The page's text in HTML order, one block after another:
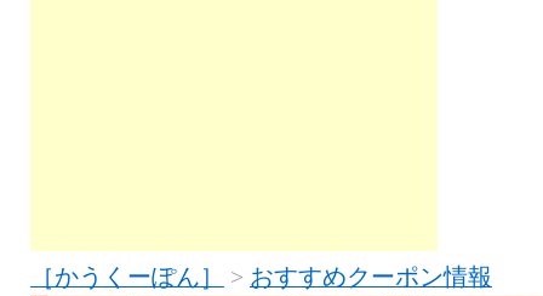
［かうくーぽん］ > おすすめクーポン情報